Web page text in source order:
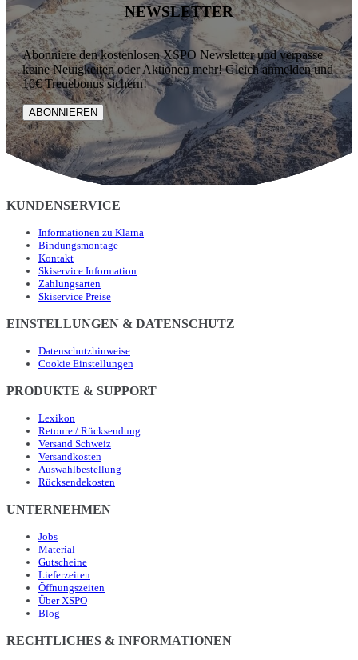
NEWSLETTER
Abonniere den kostenlosen XSPO Newsletter und verpasse
keine Neuigkeiten oder Aktionen mehr! Gleich anmelden und
10€ Treuebonus sichern!
ABONNIEREN
KUNDENSERVICE
Informationen zu Klarna
Bindungsmontage
Kontakt
Skiservice Information
Zahlungsarten
Skiservice Preise
EINSTELLUNGEN & DATENSCHUTZ
Datenschutzhinweise
Cookie Einstellungen
PRODUKTE & SUPPORT
Lexikon
Retoure / Rücksendung
Versand Schweiz
Versandkosten
Auswahlbestellung
Rücksendekosten
UNTERNEHMEN
Jobs
Material
Gutscheine
Lieferzeiten
Öffnungszeiten
Über XSPO
Blog
RECHTLICHES & INFORMATIONEN